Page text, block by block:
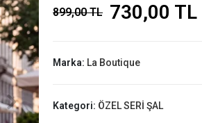
899,00 TL 730,00 TL
Marka: La Boutique
Kategori: ÖZEL SERİ ŞAL